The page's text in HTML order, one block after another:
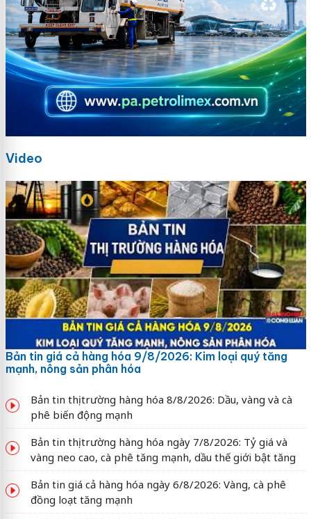
Video
Bản tin giá cả hàng hóa 9/8/2026: Kim loại quý tăng
mạnh, nông sản phân hóa
Bản tin thị trường hàng hóa 8/8/2026: Dầu, vàng và cà
phê biến động mạnh
Bản tin thị trường hàng hóa ngày 7/8/2026: Tỷ giá và
vàng neo cao, cà phê tăng mạnh, dầu thế giới bật tăng
Bản tin giá cả hàng hóa ngày 6/8/2026: Vàng, cà phê
đồng loạt tăng mạnh